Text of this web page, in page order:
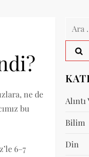
ne de
bu
6–7
Alıntı
Bilim
Din